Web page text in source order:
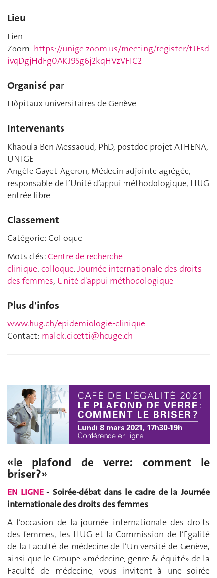
Lieu
Lien
Zoom: https://unige.zoom.us/meeting/register/tJEsd-
ivqDgjHdFg0AKJ95g6j2kqHVzVFIC2
Organisé par
Hôpitaux universitaires de Genève
Intervenants
Khaoula Ben Messaoud, PhD, postdoc projet ATHENA,
UNIGE
Angèle Gayet-Ageron, Médecin adjointe agrégée,
responsable de l’Unité d’appui méthodologique, HUG
entrée libre
Classement
Catégorie: Colloque
Mots clés: Centre de recherche
clinique, colloque, Journée internationale des droits
des femmes, Unité d'appui méthodologique
Plus d'infos
www.hug.ch/epidemiologie-clinique
Contact: malek.cicetti@hcuge.ch
«le plafond de verre: comment le
briser?»
EN LIGNE- Soirée-débatdans le cadre de la Journée
internationale des droits des femmes
A l’occasion de la journée internationale des droits
des femmes, les HUG et la Commission de l’Egalité
de la Faculté de médecine de l’Université de Genève,
ainsi que le Groupe «médecine, genre & équité» de la
Faculté de médecine, vous invitent à une soirée